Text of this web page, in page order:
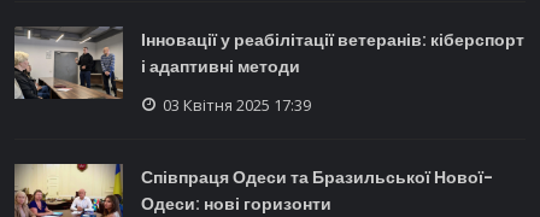
Інновації у реабілітації ветеранів: кіберспорт
і адаптивні методи
03 Квітня 2025 17:39
Співпраця Одеси та Бразильської Нової-
Одеси: нові горизонти